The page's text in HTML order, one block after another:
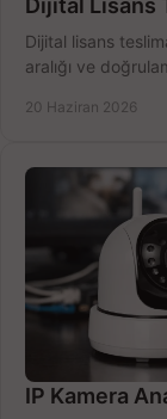
Dijital Lisans
Dijital lisans
aralığı ve
20 Haziran 2026
IP Kamera